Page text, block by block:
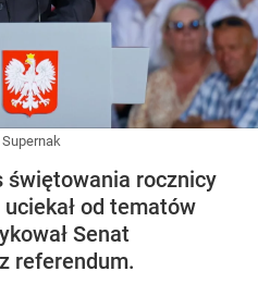
Supernak
świętowania rocznicy
od tematów
Senat
referendum.